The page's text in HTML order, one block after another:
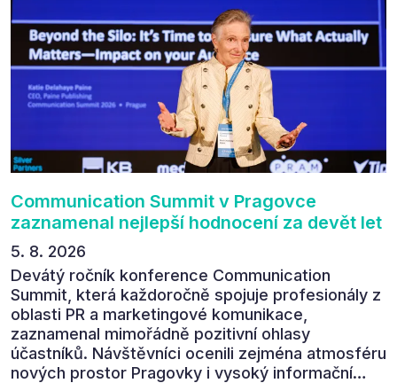
Communication Summit v Pragovce
zaznamenal nejlepší hodnocení za devět let
5. 8. 2026
Devátý ročník konference Communication
Summit, která každoročně spojuje profesionály z
oblasti PR a marketingové komunikace,
zaznamenal mimořádně pozitivní ohlasy
účastníků. Návštěvníci ocenili zejména atmosféru
nových prostor Pragovky i vysoký informační